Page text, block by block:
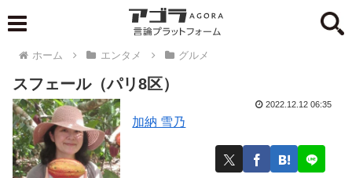
ホーム エンタメ グルメ
スフェール（パリ8区）
加納 雪乃
2022.12.12 06:35